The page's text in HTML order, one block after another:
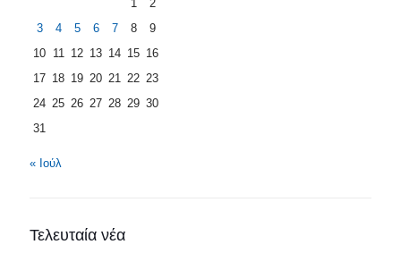
1
2
3
4 5 6 7 8
9
10 11 12 13 14 15 16
17 18 19 20 21 22 23
24 25 26 27 28 29 30
31
« Ιούλ
Τελευταία νέα